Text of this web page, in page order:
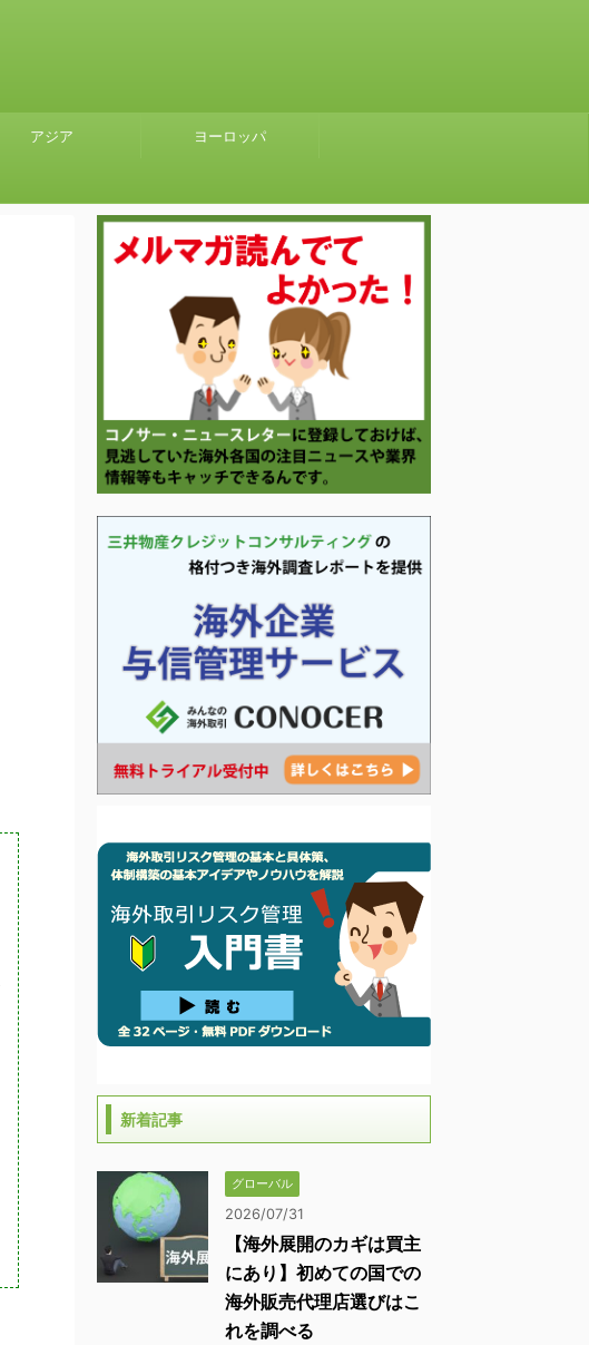
アジア ヨーロッパ
新着記事
グローバル
2026/07/31
【海外展開のカギは買主
にあり】初めての国での
海外販売代理店選びはこ
れを調べる